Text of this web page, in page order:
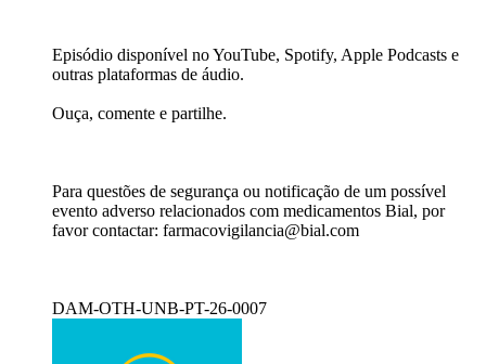
Episódio disponível no YouTube, Spotify, Apple Podcasts e
outras plataformas de áudio.​
Ouça, comente e partilhe.​
Para questões de segurança ou notificação de um possível
evento adverso relacionados com medicamentos Bial, por
favor contactar: farmacovigilancia@bial.com
DAM-OTH-UNB-PT-26-0007